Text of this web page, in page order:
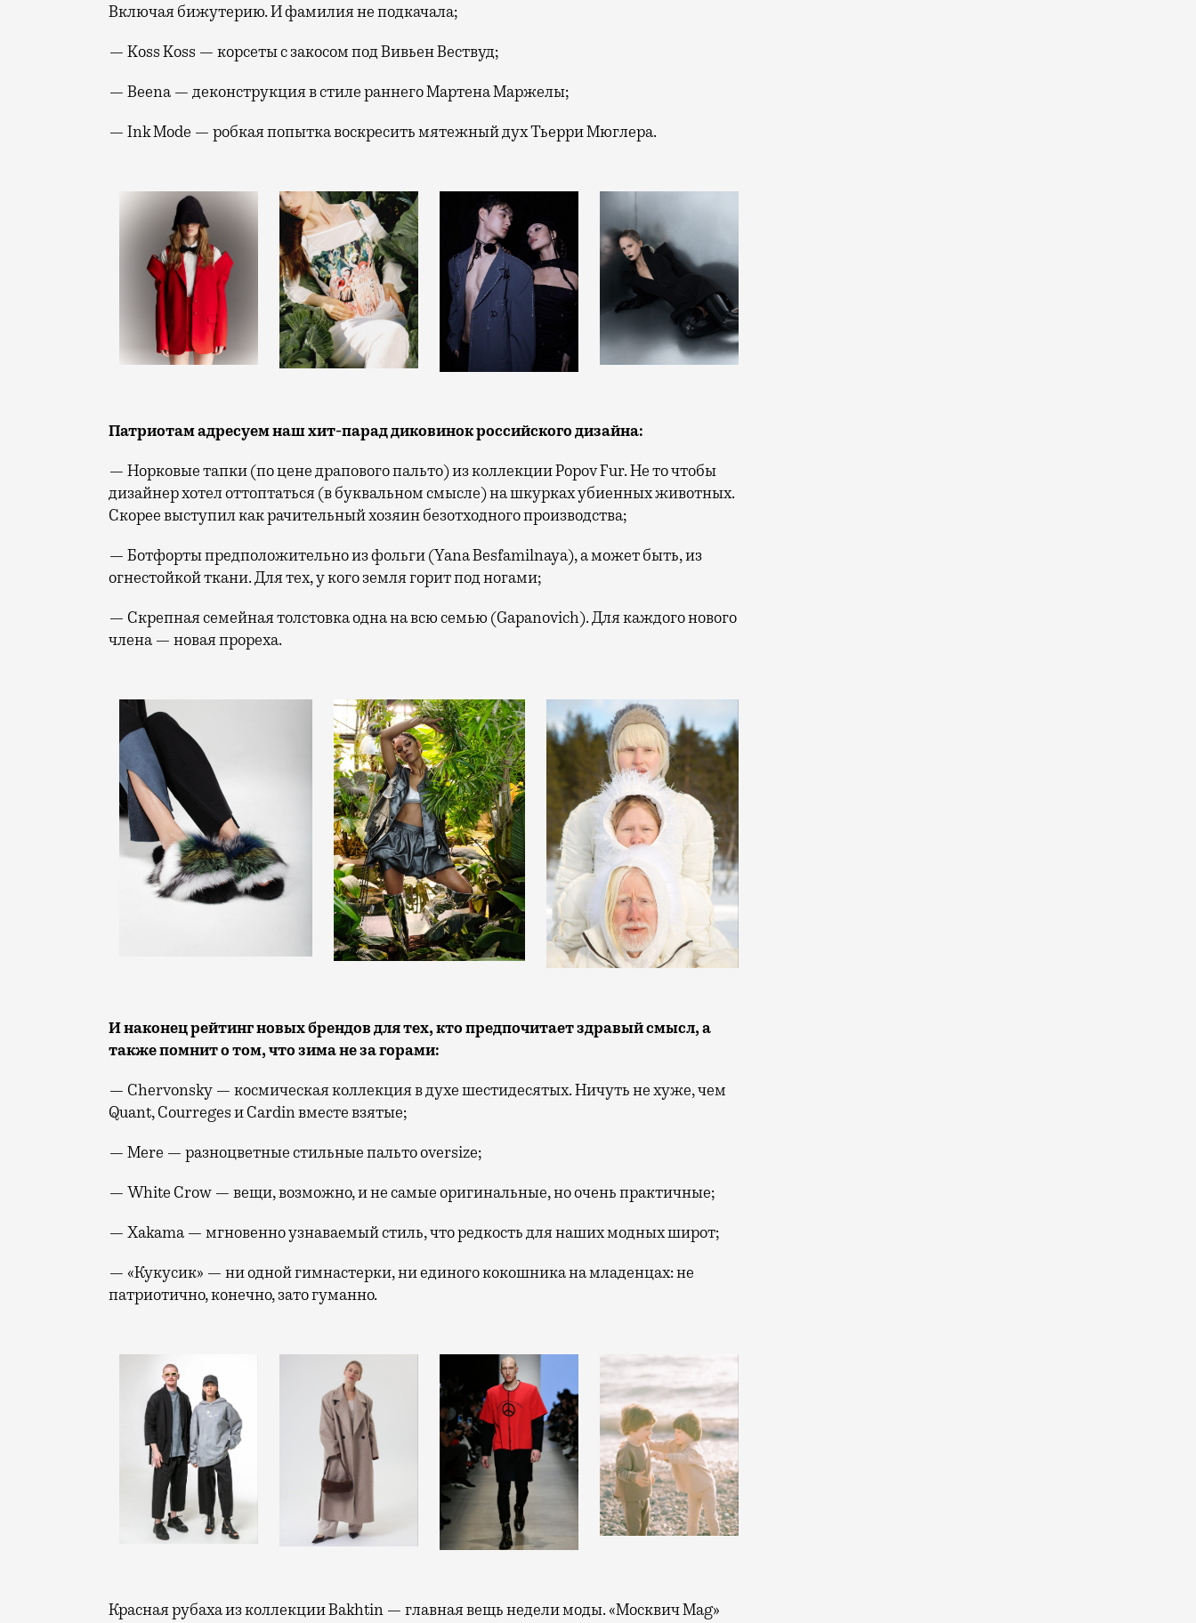
Включая бижутерию. И фамилия не подкачала;
— Koss Koss — корсеты с закосом под Вивьен Вествуд;
— Beena — деконструкция в стиле раннего Мартена Маржелы;
— Ink Mode — робкая попытка воскресить мятежный дух Тьерри Мюглера.
Патриотам адресуем наш хит-парад диковинок российского дизайна:
— Норковые тапки (по цене драпового пальто) из коллекции Popov Fur. Не то чтобы
дизайнер хотел оттоптаться (в буквальном смысле) на шкурках убиенных животных.
Скорее выступил как рачительный хозяин безотходного производства;
— Ботфорты предположительно из фольги (Yana Besfamilnaya), а может быть, из
огнестойкой ткани. Для тех, у кого земля горит под ногами;
— Скрепная семейная толстовка одна на всю семью (Gapanovich). Для каждого нового
члена — новая прореха.
И наконец рейтинг новых брендов для тех, кто предпочитает здравый смысл, а
также помнит о том, что зима не за горами:
— Chervonsky — космическая коллекция в духе шестидесятых. Ничуть не хуже, чем
Quant, Courreges и Cardin вместе взятые;
— Mere — разноцветные стильные пальто oversize;
— White Crow — вещи, возможно, и не самые оригинальные, но очень практичные;
— Xakama — мгновенно узнаваемый стиль, что редкость для наших модных широт;
— «Кукусик» — ни одной гимнастерки, ни единого кокошника на младенцах: не
патриотично, конечно, зато гуманно.
Красная рубаха из коллекции Bakhtin — главная вещь недели моды. «Москвич Mag»